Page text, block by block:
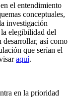
el entendimiento
conceptuales,
investigación
elegibilidad del
desarrollar, así como
que serían el
aquí.
en la prioridad